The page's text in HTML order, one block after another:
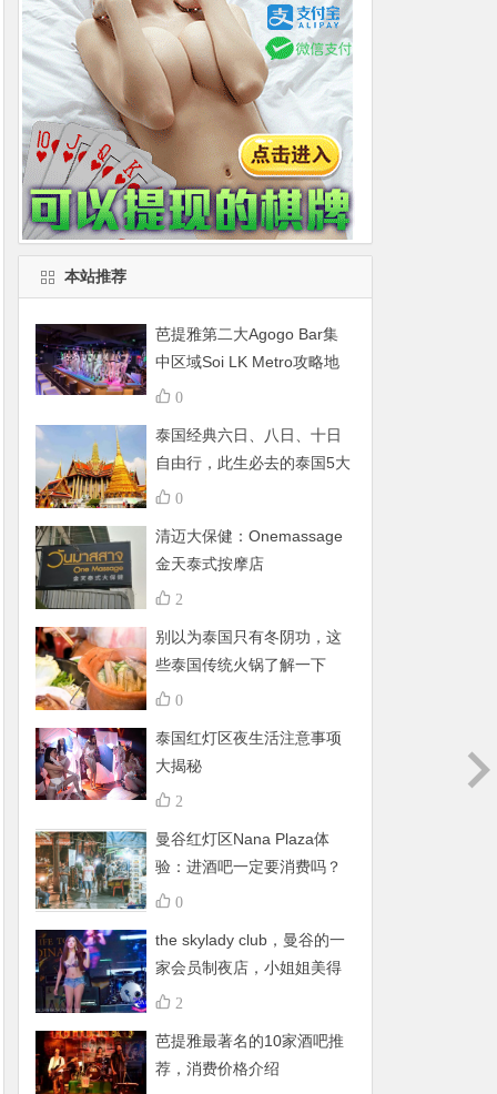
本站推荐
芭提雅第二大Agogo Bar集
中区域Soi LK Metro攻略地
图 0
泰国经典六日、八日、十日
自由行，此生必去的泰国5大
景点
0
清迈大保健：Onemassage
金天泰式按摩店
2
别以为泰国只有冬阴功，这
些泰国传统火锅了解一下
0
泰国红灯区夜生活注意事项
大揭秘
2
曼谷红灯区Nana Plaza体
验：进酒吧一定要消费吗？
有什么禁忌呢？
0
the skylady club，曼谷的一
家会员制夜店，小姐姐美得
不得了，组团更嗨
2
芭提雅最著名的10家酒吧推
荐，消费价格介绍